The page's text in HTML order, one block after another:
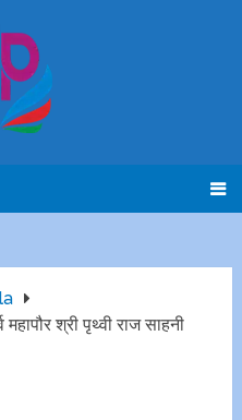
महापौर श्री पृथ्वी राज साहनी